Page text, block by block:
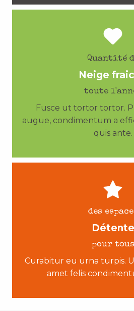
Quantité
Neige
toute
Fusce ut tortor tortor.
augue, condimentum a
quis ante.
des
Détente
pour tous
Curabitur eu urna turpis.
amet felis